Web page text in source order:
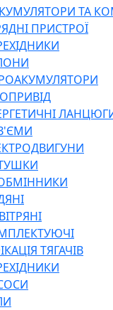
ТА
ПРИСТРОЇ
ТЯГАЧІВ